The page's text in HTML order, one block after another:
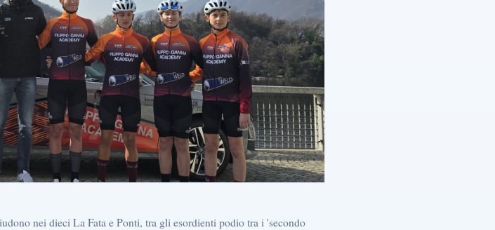
nei dieci La Fata e Ponti, tra gli esordienti podio tra i 'secondo